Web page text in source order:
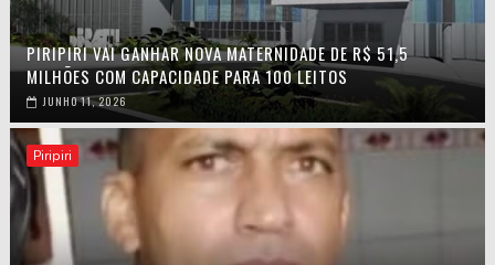
PIRIPIRI VAI GANHAR NOVA MATERNIDADE DE R$ 51,5
MILHÕES COM CAPACIDADE PARA 100 LEITOS
JUNHO 11, 2026
Piripiri